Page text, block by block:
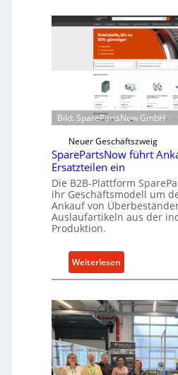
f
ü
r
i
d
i
r
t
e
A
n
t
i
b
e
l
l
n
t
w
i
c
k
e
l
t
-
l
a
t
f
Bild: SparePartsNow GmbH
Neuer Geschäftszweig
SparePartsNow führt
Ersatzteilen ein
Die B2B-Plattform
ihr Geschäftsmodell um
Ankauf von
Auslaufartikeln aus der
Produktion.
Weiterlesen
S
a
r
P
a